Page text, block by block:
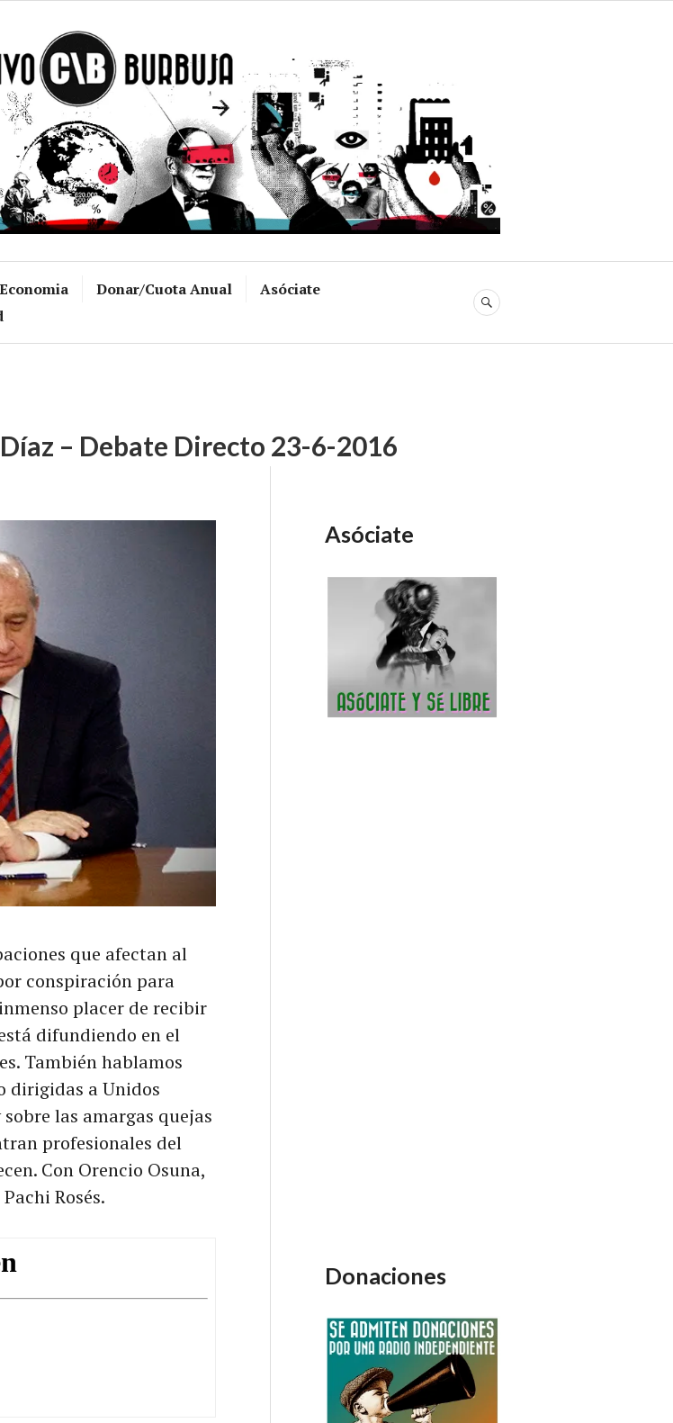
Donar/Cuota Anual
Asóciate
BUSCAR
– Debate Directo 23-6-2016
que afectan al
conspiración para
placer de recibir
difundiendo en el
También hablamos
dirigidas a Unidos
las amargas quejas
profesionales del
Con Orencio Osuna,
Rosés.
Asóciate
Donaciones